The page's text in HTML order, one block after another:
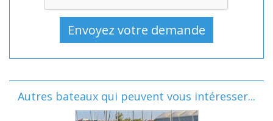
Autres bateaux qui peuvent vous intéresser...